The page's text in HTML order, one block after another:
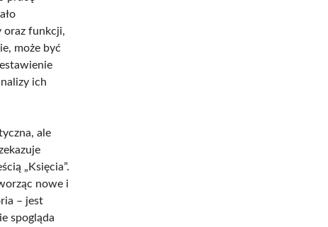
oraz funkcji,
może być
ich
ale
„Księcia”.
nowe i
– jest
spogląda